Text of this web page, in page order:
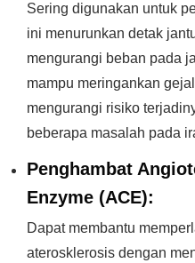
Sering digunakan untuk
ini menurunkan detak
mengurangi beban pada
mampu meringankan
mengurangi risiko
beberapa masalah pada
Penghambat
Enzyme (ACE):
Dapat membantu
aterosklerosis dengan